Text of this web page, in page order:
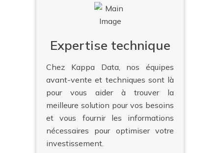
Expertise technique
Chez Kappa Data, nos équipes
avant-vente et techniques sont là
pour vous aider à trouver la
meilleure solution pour vos besoins
et vous fournir les informations
nécessaires pour optimiser votre
investissement.